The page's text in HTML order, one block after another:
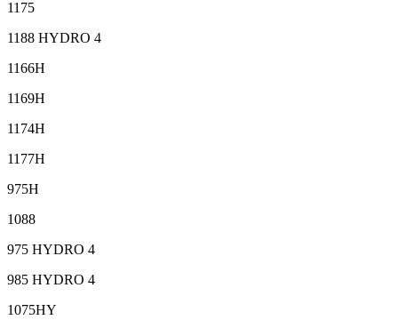
1175
1188 HYDRO 4
1166H
1169H
1174H
1177H
975H
1088
975 HYDRO 4
985 HYDRO 4
1075HY